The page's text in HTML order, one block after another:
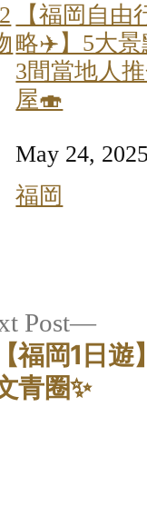
【福岡自由
略✈️】5大景
3間當地人
屋🍣
Date
May 24, 2025
In relation to
福岡
Post
Next
post:
福岡1日遊
青圈✨